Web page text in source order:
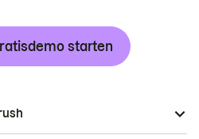
starten